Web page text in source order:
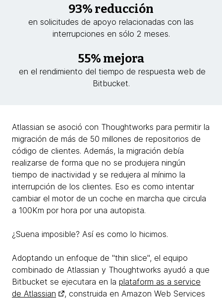
93% reducción
en solicitudes de apoyo relacionadas con las
interrupciones en sólo 2 meses.
55% mejora
en el rendimiento del tiempo de respuesta web de
Bitbucket.
Atlassian se asoció con Thoughtworks para permitir la
migración de más de 50 millones de repositorios de
código de clientes. Además, la migración debía
realizarse de forma que no se produjera ningún
tiempo de inactividad y se redujera al mínimo la
interrupción de los clientes. Eso es como intentar
cambiar el motor de un coche en marcha que circula
a 100Km por hora por una autopista.
¿Suena imposible? Así es como lo hicimos.
Adoptando un enfoque de "thin slice", el equipo
combinado de Atlassian y Thoughtworks ayudó a que
Bitbucket se ejecutara en la plataform as a service
de Atlassian
, construida en Amazon Web Services